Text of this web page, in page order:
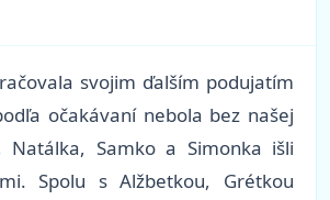
svojim ďalším podujatím
očakávaní nebola bez našej
Natálka, Samko a Simonka išli
Spolu s Alžbetkou, Grétkou